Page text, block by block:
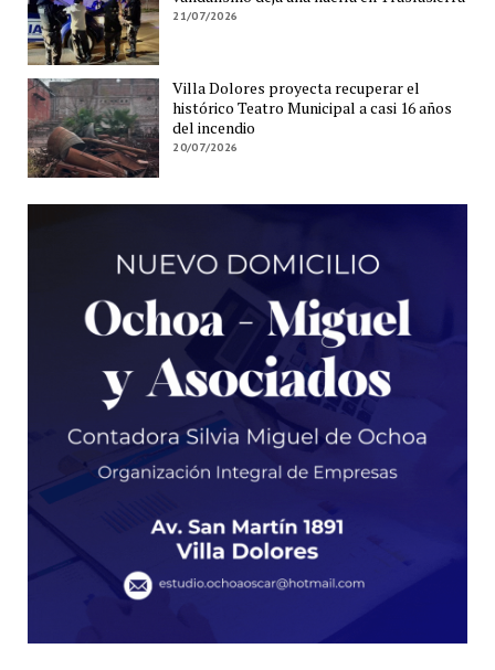
21/07/2026
Villa Dolores proyecta recuperar el
histórico Teatro Municipal a casi 16 años
del incendio
20/07/2026